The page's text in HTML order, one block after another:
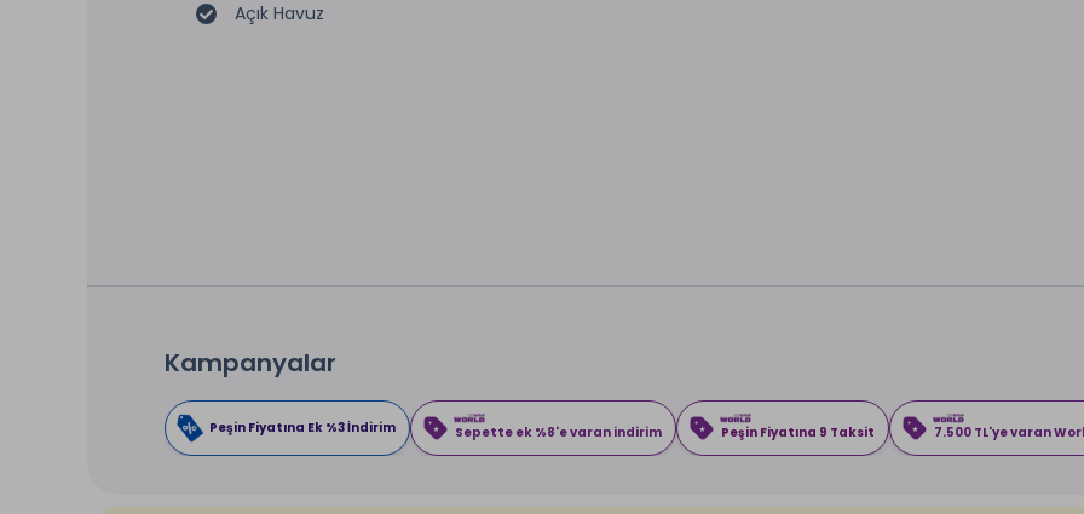
Açık Havuz
Kampanyalar
Peşin Fiyatına Ek %3 İndirim Sepette ek %8'e varan indirim Peşin Fiyatına 9 Taksit 7.500 TL'ye varan